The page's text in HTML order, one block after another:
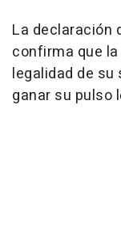
La declaración
confirma que
legalidad de
ganar su pulso